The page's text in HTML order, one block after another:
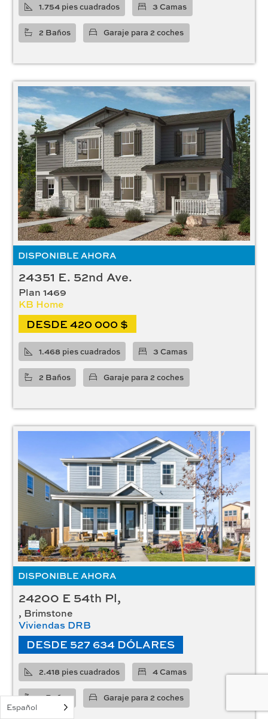
1.754 pies cuadrados 3 Camas
2 Baños Garaje para 2 coches
DISPONIBLE AHORA
24351 E. 52nd Ave.
Plan 1469
KB Home
DESDE 420 000 $
1.468 pies cuadrados 3 Camas
2 Baños Garaje para 2 coches
DISPONIBLE AHORA
24200 E 54th Pl,
, Brimstone
Viviendas DRB
DESDE 527 634 DÓLARES
2.418 pies cuadrados 4 Camas
2 Baños
Garaje para 2 coches
Español